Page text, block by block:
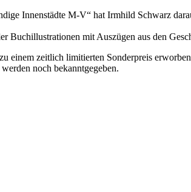
Innenstädte M-V“ hat Irmhild Schwarz
mit Auszügen aus den
einem zeitlich limitierten Sonderpreis
noch bekanntgegeben.